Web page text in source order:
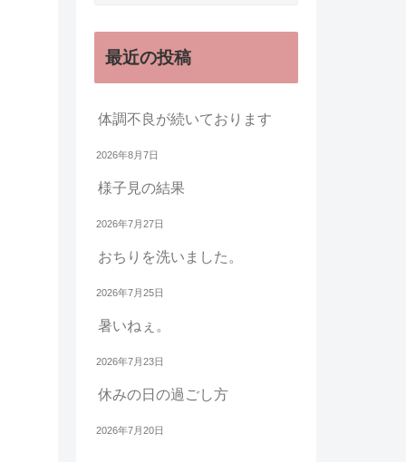
最近の投稿
体調不良が続いております
2026年8月7日
様子見の結果
2026年7月27日
おちりを洗いました。
2026年7月25日
暑いねぇ。
2026年7月23日
休みの日の過ごし方
2026年7月20日